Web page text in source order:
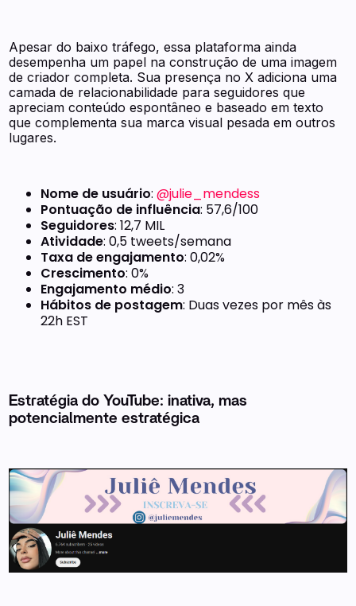
Apesar do baixo tráfego, essa plataforma ainda
desempenha um papel na construção de uma imagem
de criador completa. Sua presença no X adiciona uma
camada de relacionabilidade para seguidores que
apreciam conteúdo espontâneo e baseado em texto
que complementa sua marca visual pesada em outros
lugares.
Nome de usuário:@julie_mendess
Pontuação de influência: 57,6/100
Seguidores: 12,7 MIL
Atividade: 0,5 tweets/semana
Taxa de engajamento: 0,02%
Crescimento: 0%
Engajamento médio: 3
Hábitos de postagem: Duas vezes por mês às
22h EST
Estratégia do YouTube: inativa, mas
potencialmente estratégica